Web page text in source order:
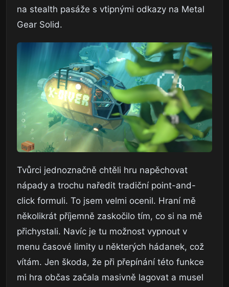
na stealth pasáže s vtipnými odkazy na Metal
Gear Solid.
Tvůrci jednoznačně chtěli hru napěchovat
nápady a trochu naředit tradiční point-and-
click formuli. To jsem velmi ocenil. Hraní mě
několikrát příjemně zaskočilo tím, co si na mě
přichystali. Navíc je tu možnost vypnout v
menu časové limity u některých hádanek, což
vítám. Jen škoda, že při přepínání této funkce
mi hra občas začala masivně lagovat a musel